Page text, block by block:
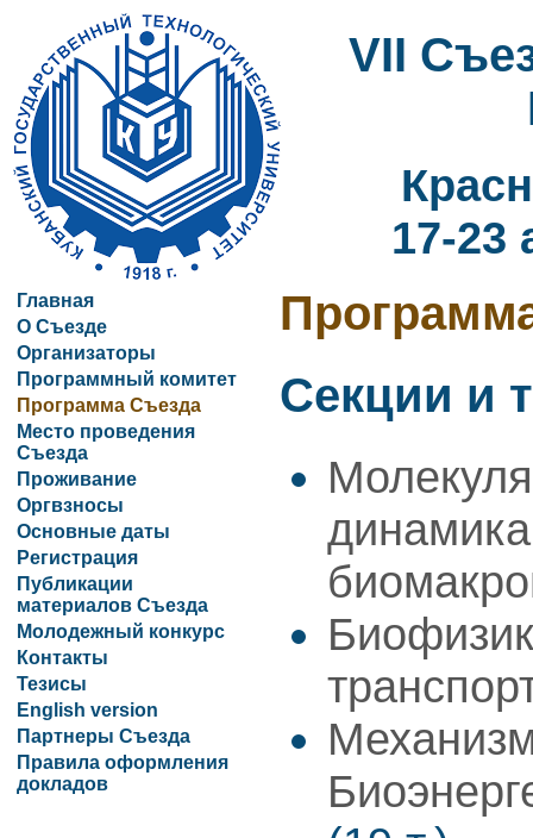
VII
17-23
Главная
О Съезде
Организаторы
Программный комитет
Программа Съезда
Место проведения
Съезда
Проживание
Оргвзносы
Основные даты
Регистрация
Публикации
материалов Съезда
Молодежный конкурс
Контакты
Тезисы
English version
Партнеры Съезда
Правила оформления
докладов
Секции и